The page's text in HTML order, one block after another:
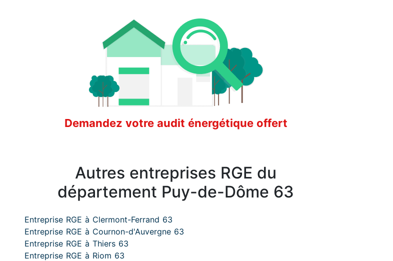
Demandez votre audit énergétique offert
Autres entreprises RGE du
département Puy-de-Dôme 63
Entreprise RGE à Clermont-Ferrand 63
Entreprise RGE à Cournon-d'Auvergne 63
Entreprise RGE à Thiers 63
Entreprise RGE à Riom 63